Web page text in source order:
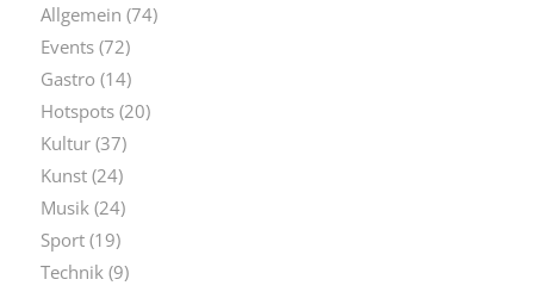
Allgemein (74)
Events(72)
Gastro (14)
Hotspots(20)
Kultur(37)
Kunst(24)
Musik (24)
Sport(19)
Technik (9)